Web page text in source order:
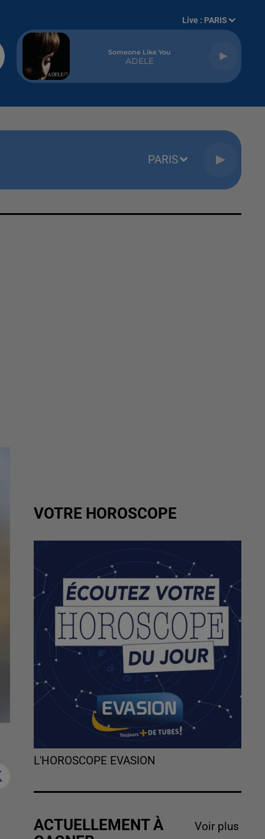
Live : PARIS
Someone Like You
ADELE
PARIS
VOTRE HOROSCOPE
L'HOROSCOPE EVASION
ACTUELLEMENT À
Voir plus